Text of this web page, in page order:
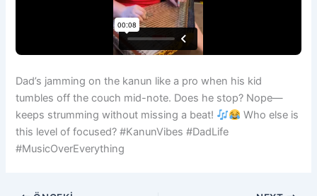
Dad’s jamming on the kanun like a pro when his kid
tumbles off the couch mid-note. Does he stop? Nope—
keeps strumming without missing a beat!
Who else is
this level of focused? #KanunVibes #DadLife
#MusicOverEverything